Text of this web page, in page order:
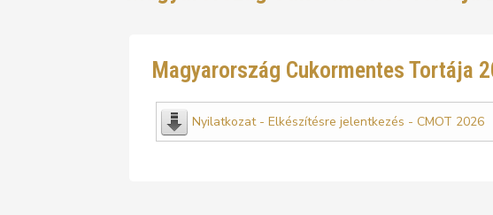
Magyarország Cukormentes Tortája
Nyilatkozat - Elkészítésre jelentkezés - CMOT 2026